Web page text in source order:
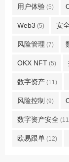
用户体验 (5)
Web3 (5) 安全
风险管理 (7)
OKX NFT (5)
数字资产 (11)
风险控制 (9)
数字资产安全
欧易跟单 (12)